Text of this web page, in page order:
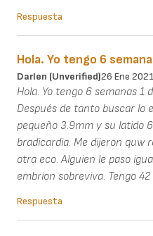
Respuesta
Hola. Yo tengo 6
Darlen (unverified)26 Ene 2021
Hola. Yo tengo 6 semanas 1
Después de tanto buscar lo
pequeño 3.9mm y su latido
bradicardia. Me dijeron quw
otra eco. Alguien le paso
embrion sobreviva. Tengo 42
Respuesta